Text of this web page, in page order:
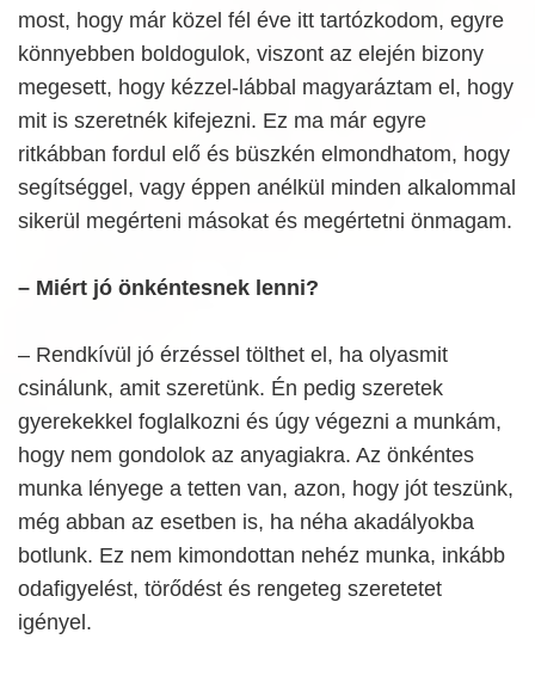
most, hogy már közel fél éve itt tartózkodom, egyre
könnyebben boldogulok, viszont az elején bizony
megesett, hogy kézzel-lábbal magyaráztam el, hogy
mit is szeretnék kifejezni. Ez ma már egyre
ritkábban fordul elő és büszkén elmondhatom, hogy
segítséggel, vagy éppen anélkül minden alkalommal
sikerül megérteni másokat és megértetni önmagam.
– Miért jó önkéntesnek lenni?
– Rendkívül jó érzéssel tölthet el, ha olyasmit
csinálunk, amit szeretünk. Én pedig szeretek
gyerekekkel foglalkozni és úgy végezni a munkám,
hogy nem gondolok az anyagiakra. Az önkéntes
munka lényege a tetten van, azon, hogy jót teszünk,
még abban az esetben is, ha néha akadályokba
botlunk. Ez nem kimondottan nehéz munka, inkább
odafigyelést, törődést és rengeteg szeretetet
igényel.